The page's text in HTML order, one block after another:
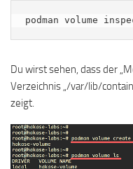
podman volume
Du wirst sehen, dass der
Verzeichnis „/var/lib/
zeigt.